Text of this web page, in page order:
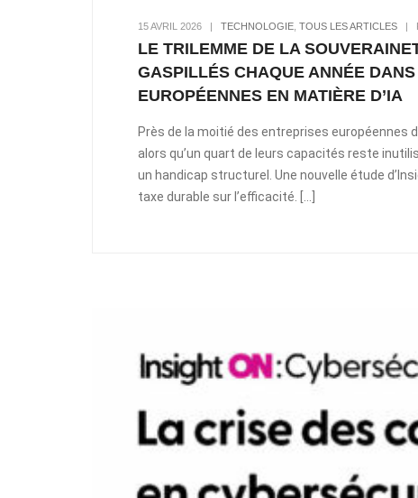
15 AVRIL 2026 | TECHNOLOGIE TOUS LES ARTICLES |
LE TRILEMME DE LA
GASPILLÉS CHAQUE ANNÉE
EUROPÉENNES EN MATIÈRE D’IA
Près de la moitié des entreprises européennes
alors qu’un quart de leurs capacités reste
un handicap structurel. Une nouvelle étude
taxe durable sur l’efficacité. […]